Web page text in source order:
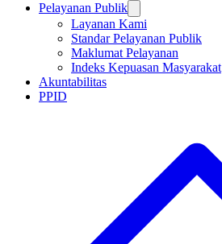
Pelayanan Publik
Layanan Kami
Standar Pelayanan Publik
Maklumat Pelayanan
Indeks Kepuasan Masyarakat
Akuntabilitas
PPID